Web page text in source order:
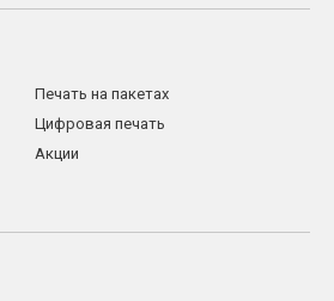
Печать на пакетах
Цифровая печать
Акции